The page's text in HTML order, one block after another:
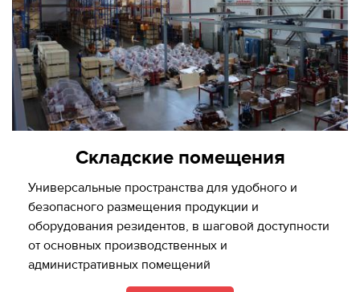
Складские помещения
Универсальные пространства для удобного и
безопасного размещения продукции и
оборудования резидентов, в шаговой доступности
от основных производственных и
административных помещений